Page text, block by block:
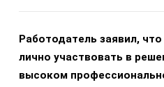
Работодатель заявил,
лично участвовать в
высоком